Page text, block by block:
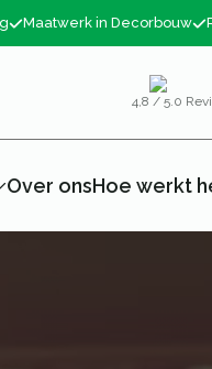
Maatwerk in Decorbouw
4,8 / 5.0
Over onsHoe werkt